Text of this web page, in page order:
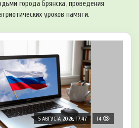
города Брянска, проведения
уроков памяти.
5 АВГУСТА 2026, 17:47 14